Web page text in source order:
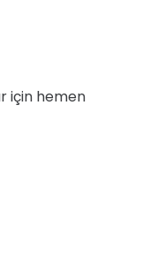
için hemen